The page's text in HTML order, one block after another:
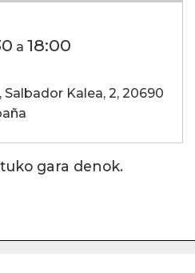
a 18:00
Kalea, 2, 20690
gara denok.